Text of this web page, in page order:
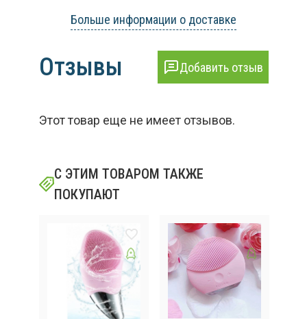
Больше информации о доставке
Отзывы Добавить отзыв
Этот товар еще не имеет отзывов.
С ЭТИМ ТОВАРОМ ТАКЖЕ
ПОКУПАЮТ